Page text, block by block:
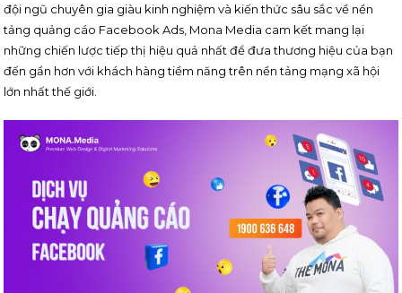
đội ngũ chuyên gia giàu kinh nghiệm và kiến thức sâu sắc về nền
tảng quảng cáo Facebook Ads, Mona Media cam kết mang lại
những chiến lược tiếp thị hiệu quả nhất để đưa thương hiệu của bạn
đến gần hơn với khách hàng tiềm năng trên nền tảng mạng xã hội
lớn nhất thế giới.